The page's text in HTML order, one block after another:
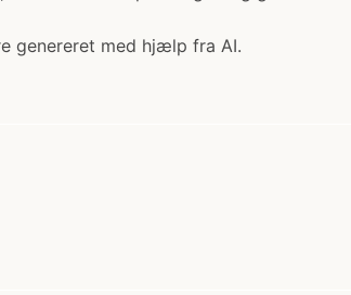
genereret med hjælp fra AI.